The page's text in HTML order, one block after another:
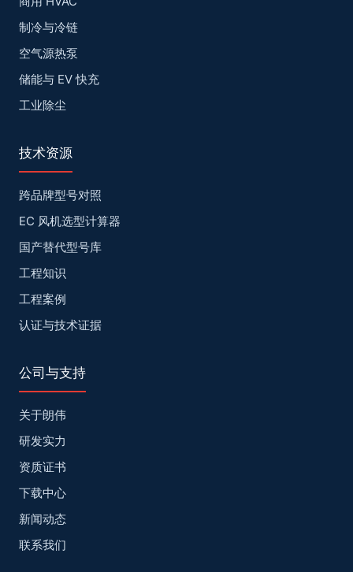
制冷与冷链
空气源热泵
储能与 EV 快充
工业除尘
技术资源
跨品牌型号对照
EC 风机选型计算器
国产替代型号库
工程知识
工程案例
认证与技术证据
公司与支持
关于朗伟
研发实力
资质证书
下载中心
新闻动态
联系我们